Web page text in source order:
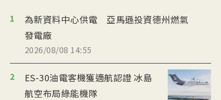
1
為新資料中心供電 亞馬遜投資德州燃氣
發電廠
2026/08/08 14:55
2
ES-30油電客機獲適航認證 冰島
航空布局綠能機隊